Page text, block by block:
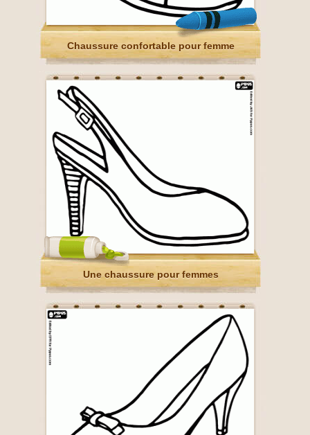
Chaussure confortable pour femme
Une chaussure pour femmes